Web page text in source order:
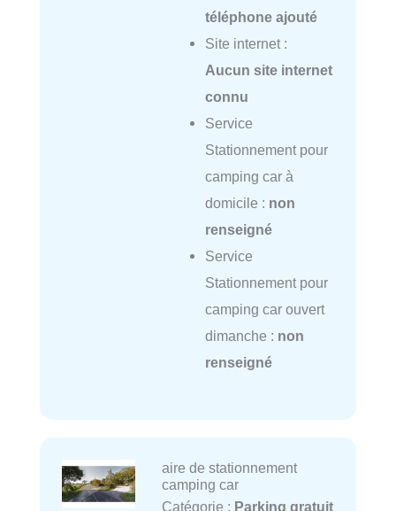
téléphone ajouté
Site internet :
Aucun site internet
connu
Service
Stationnement pour
camping car à
domicile : non
renseigné
Service
Stationnement pour
camping car ouvert
dimanche : non
renseigné
aire de stationnement
camping car
Catégorie : Parking gratuit